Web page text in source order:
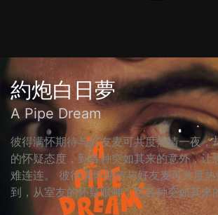
約炮白日夢
A Pipe Dream
彼得满怀期待与好友麦可共度热情一夜，
的怀疑态度，到各种突如其来的意外，让
难连连。 彼得满怀期待与好友麦可共度
到，从室友的怀疑眼神，到各种突如其来